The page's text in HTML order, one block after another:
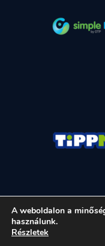
A weboldalon a
használunk.
Részletek